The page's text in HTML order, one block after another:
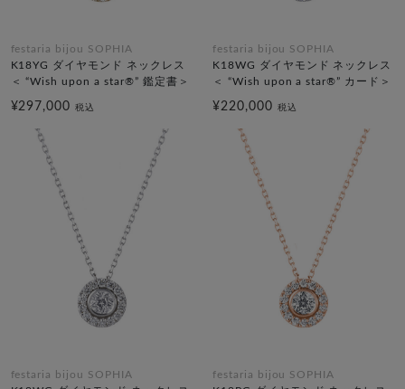
festaria bijou SOPHIA
K18YG ダイヤモンド ネックレス
＜ “Wish upon a star®” 鑑定書＞
¥297,000税込
festaria bijou SOPHIA
K18WG ダイヤモンド ネックレス
＜ “Wish upon a star®” カード＞
¥220,000 税込
festaria bijou SOPHIA
festaria bijou SOPHIA